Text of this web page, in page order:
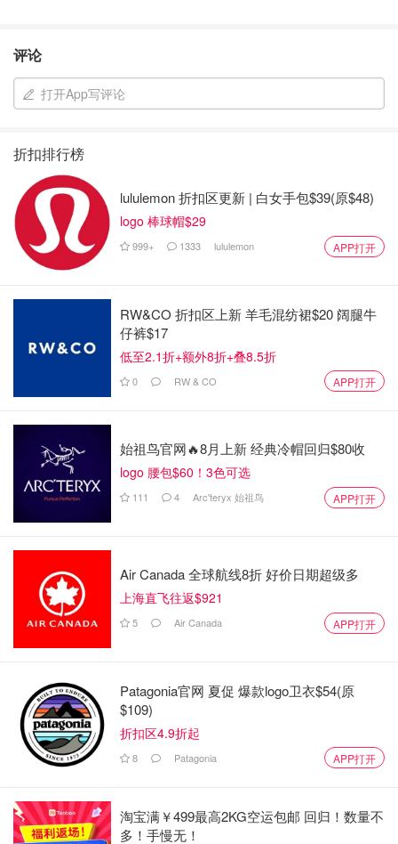
评论
打开App写评论
折扣排行榜
lululemon 折扣区更新 | 白女手包$39(原$48)
logo 棒球帽$29
999+ 1333 lululemon APP打开
RW&CO 折扣区上新 羊毛混纺裙$20 阔腿牛
仔裤$17
低至2.1折+额外8折+叠8.5折
0 RW & CO APP打开
始祖鸟官网🔥8月上新 经典冷帽回归$80收
logo 腰包$60！3色可选
111 4 Arc'teryx 始祖鸟 APP打开
Air Canada 全球航线8折 好价日期超级多
上海直飞往返$921
5 Air Canada APP打开
Patagonia官网 夏促 爆款logo卫衣$54(原
$109)
折扣区4.9折起
8 Patagonia APP打开
淘宝满￥499最高2KG空运包邮 回归！数量不
多！手慢无！